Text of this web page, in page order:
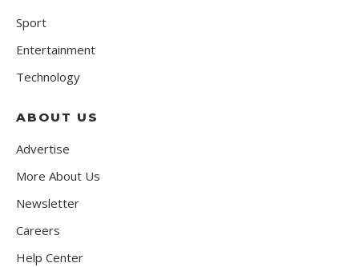
Sport
Entertainment
Technology
ABOUT US
Advertise
More About Us
Newsletter
Careers
Help Center